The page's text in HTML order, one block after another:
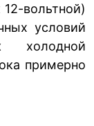
вольтной)
условий
холодной
примерно